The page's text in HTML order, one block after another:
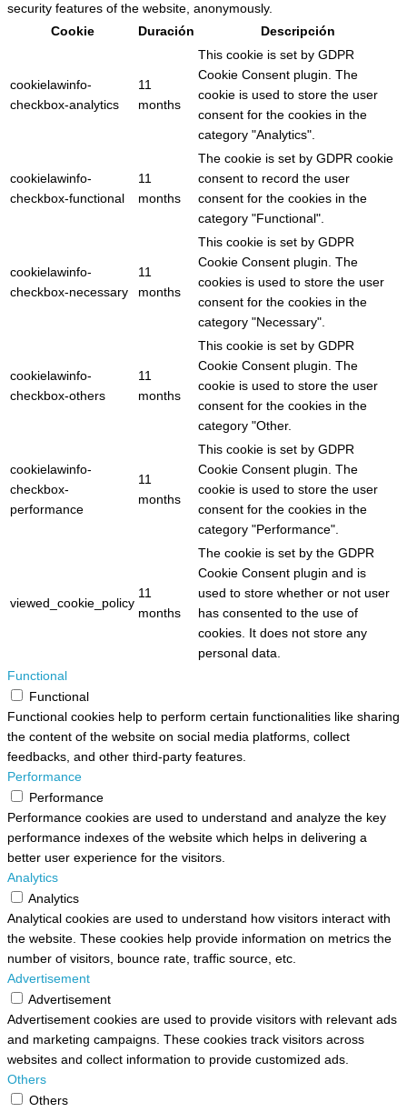
security features of the website, anonymously.
Cookie
Duración Descripción
cookielawinfo-
checkbox-analytics
11
months
This cookie is set by GDPR
Cookie Consent plugin. The
cookie is used to store the user
consent for the cookies in the
category "Analytics".
cookielawinfo-
checkbox-functional
11
months
The cookie is set by GDPR cookie
consent to record the user
consent for the cookies in the
category "Functional".
cookielawinfo-
checkbox-necessary
11
months
This cookie is set by GDPR
Cookie Consent plugin. The
cookies is used to store the user
consent for the cookies in the
category "Necessary".
cookielawinfo-
checkbox-others
11
months
This cookie is set by GDPR
Cookie Consent plugin. The
cookie is used to store the user
consent for the cookies in the
category "Other.
cookielawinfo-
checkbox-
performance
11
months
This cookie is set by GDPR
Cookie Consent plugin. The
cookie is used to store the user
consent for the cookies in the
category "Performance".
viewed_cookie_policy
11
months
The cookie is set by the GDPR
Cookie Consent plugin and is
used to store whether or not user
has consented to the use of
cookies. It does not store any
personal data.
Functional
Functional
Functional cookies help to perform certain functionalities like sharing
the content of the website on social media platforms, collect
feedbacks, and other third-party features.
Performance
Performance
Performance cookies are used to understand and analyze the key
performance indexes of the website which helps in delivering a
better user experience for the visitors.
Analytics
Analytics
Analytical cookies are used to understand how visitors interact with
the website. These cookies help provide information on metrics the
number of visitors, bounce rate, traffic source, etc.
Advertisement
Advertisement
Advertisement cookies are used to provide visitors with relevant ads
and marketing campaigns. These cookies track visitors across
websites and collect information to provide customized ads.
Others
Others